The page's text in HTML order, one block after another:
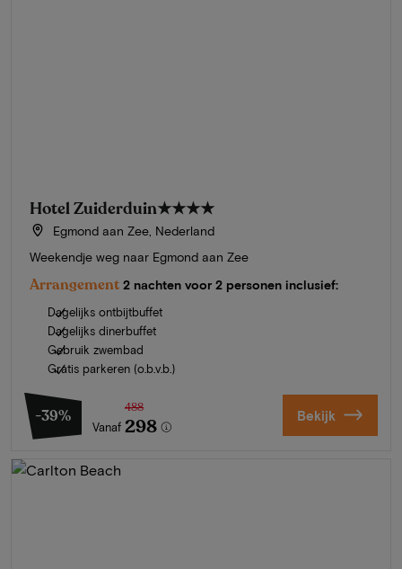
Hotel Zuiderduin★★★★
Egmond aan Zee, Nederland
Weekendje weg naar Egmond aan Zee
Arrangement 2 nachten voor 2 personen inclusief:
Dagelijks ontbijtbuffet
Dagelijks dinerbuffet
Gebruik zwembad
Gratis parkeren (o.b.v.b.)
-39%
Vanaf
488
298 Bekijk